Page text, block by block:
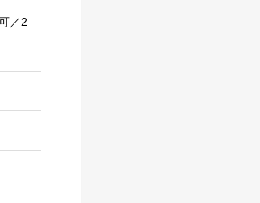
／2